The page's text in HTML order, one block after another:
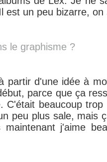
est un peu bizarre,
le graphisme ?
partir d'une idée à
parce que ça
C'était beaucoup trop
peu plus sale, mais
maintenant j'aime